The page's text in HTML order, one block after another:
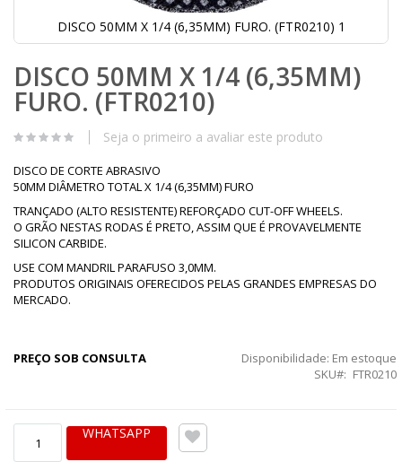
DISCO 50MM X 1/4 (6,35MM) FURO. (FTR0210) 1
para
o
início
Galeria
imagens
DISCO 50MM X 1/4 (6,35MM)
FURO. (FTR0210)
Seja o primeiro a avaliar este produto
DISCO DE CORTE ABRASIVO
50MM DIÂMETRO TOTAL X 1/4 (6,35MM) FURO
TRANÇADO (ALTO RESISTENTE) REFORÇADO CUT-OFF WHEELS.
O GRÃO NESTAS RODAS É PRETO, ASSIM QUE É PROVAVELMENTE
SILICON CARBIDE.
USE COM MANDRIL PARAFUSO 3,0MM.
PRODUTOS ORIGINAIS OFERECIDOS PELAS GRANDES EMPRESAS DO
MERCADO.
PREÇO SOB CONSULTA Disponibilidade: Em estoque
SKU
FTR0210
WHATSAPP